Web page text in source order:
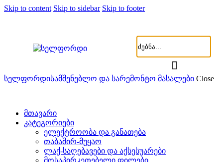
Skip to content Skip to sidebar Skip to footer
სელფორდისამშენებლო და სარემონტო მასალები Close
მთავარი
კატეგორიები
ელექტროობა და განათება
თაბაშირ-მუყაო
ლაქ-საღებავები და აქსესუარები